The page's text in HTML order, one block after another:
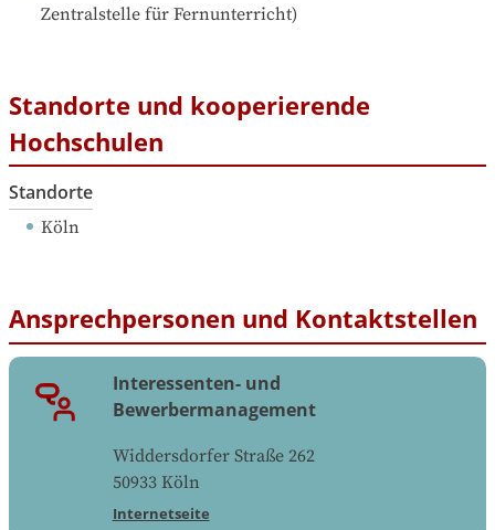
Zentralstelle für Fernunterricht)
Standorte und kooperierende
Hochschulen
Standorte
Köln
Ansprechpersonen und Kontaktstellen
Interessenten- und
Bewerbermanagement
Widdersdorfer Straße 262
50933 Köln
Internetseite